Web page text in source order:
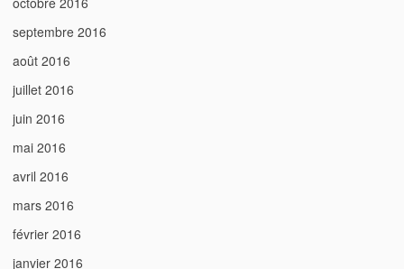
septembre 2016
août 2016
juillet 2016
juin 2016
mai 2016
avril 2016
mars 2016
février 2016
janvier 2016